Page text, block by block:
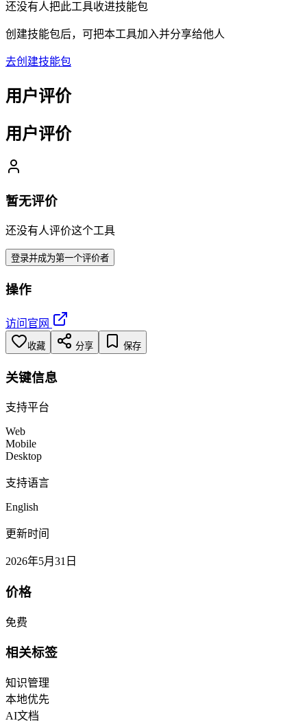
还没有人把此工具收进技能包
创建技能包后，可把本工具加入并分享给他人
去创建技能包
用户评价
用户评价
暂无评价
还没有人评价这个工具
登录并成为第一个评价者
操作
访问官网
收藏 分享 保存
关键信息
支持平台
Web
Mobile
Desktop
支持语言
English
更新时间
2026年5月31日
价格
免费
相关标签
知识管理
本地优先
AI文档